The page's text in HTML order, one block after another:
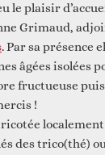
le plaisir
Grimaud,
. Par sa présence
âgées isolées
fructueuse
!
des trico(thé)